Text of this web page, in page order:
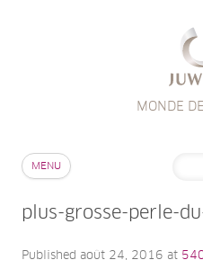
MONDE
MENU
plus-grosse-perle-
Published août 24, 2016 at